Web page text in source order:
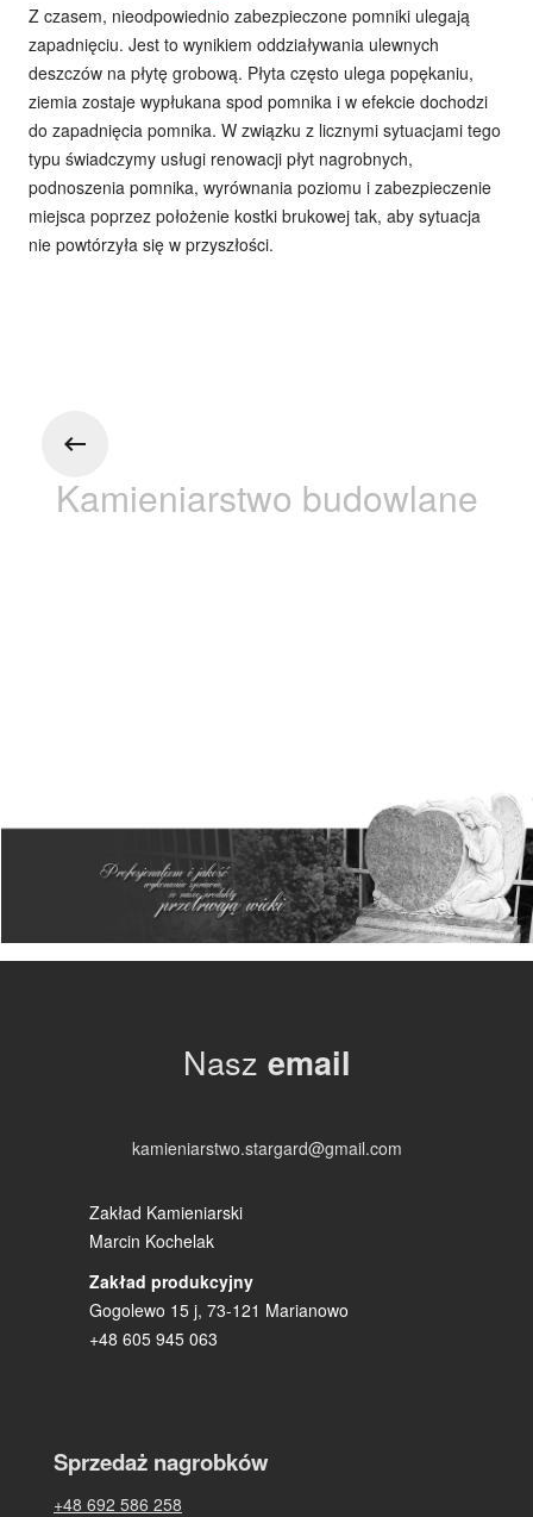
Z czasem, nieodpowiednio zabezpieczone pomniki ulegają
zapadnięciu. Jest to wynikiem oddziaływania ulewnych
deszczów na płytę grobową. Płyta często ulega popękaniu,
ziemia zostaje wypłukana spod pomnika i w efekcie dochodzi
do zapadnięcia pomnika. W związku z licznymi sytuacjami tego
typu świadczymy usługi renowacji płyt nagrobnych,
podnoszenia pomnika, wyrównania poziomu i zabezpieczenie
miejsca poprzez położenie kostki brukowej tak, aby sytuacja
nie powtórzyła się w przyszłości.
Kamieniarstwo budowlane
Nasz email
kamieniarstwo.stargard@gmail.com
Zakład Kamieniarski
Marcin Kochelak
Zakład produkcyjny
Gogolewo 15 j, 73-121 Marianowo
+48 605 945 063
Sprzedaż nagrobków
+48 692 586 258